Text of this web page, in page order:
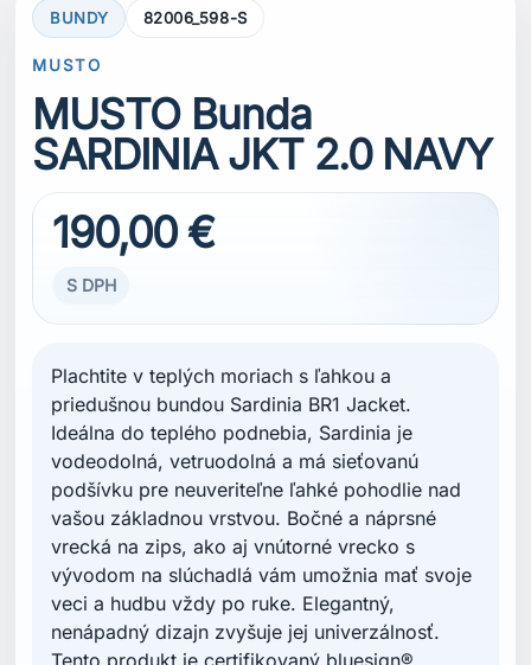
BUNDY 82006_598-S
MUSTO
MUSTO Bunda
SARDINIA JKT 2.0 NAVY
190,00 €
S DPH
Plachtite v teplých moriach s ľahkou a
priedušnou bundou Sardinia BR1 Jacket.
Ideálna do teplého podnebia, Sardinia je
vodeodolná, vetruodolná a má sieťovanú
podšívku pre neuveriteľne ľahké pohodlie nad
vašou základnou vrstvou. Bočné a náprsné
vrecká na zips, ako aj vnútorné vrecko s
vývodom na slúchadlá vám umožnia mať svoje
veci a hudbu vždy po ruke. Elegantný,
nenápadný dizajn zvyšuje jej univerzálnosť.
Tento produkt je certifikovaný bluesign®.